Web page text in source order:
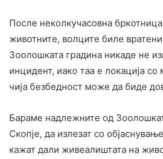
После неколкучасовна
животните, волците биле
Зоолошката градина никаде не
инцидент, иако таа е локација со
чија безбедност може да биде
Бараме надлежните од
Скопје, да излезат со
кажат дали живеалиштата на